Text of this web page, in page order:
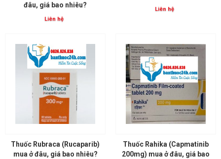
đâu, giá bao nhiêu?
Liên hệ
Liên hệ
Thuốc Rubraca (Rucaparib)
mua ở đâu, giá bao nhiêu?
Thuốc Rahika (Capmatinib
200mg) mua ở đâu, giá bao